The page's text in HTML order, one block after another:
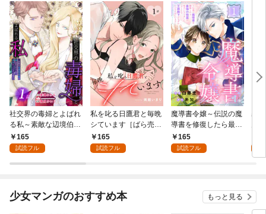
社交界の毒婦とよばれ
る私～素敵な辺境伯令
息に腕を折られたの
で、責任とってもらい
第1話
165
試読フル
私を叱る日鷹君と毎晩
シています［ばら売
り］ 第1話
165
試読フル
魔導書令嬢～伝説の魔
導書を修復したら最強
の精霊が味方になりま
した（クールな王弟殿
165
試読フル
寡
の
～
少女マンガのおすすめ本 もっと見る